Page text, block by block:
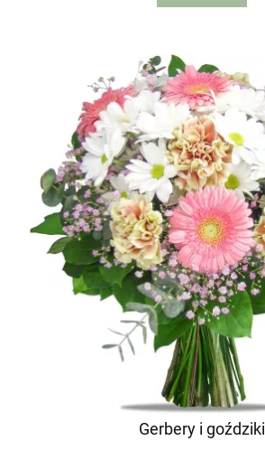
Gerbery i goździki